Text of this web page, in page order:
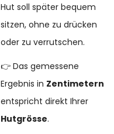
Hut soll später bequem
sitzen, ohne zu drücken
oder zu verrutschen.
👉 Das gemessene
Ergebnis in Zentimetern
entspricht direkt Ihrer
Hutgrösse.